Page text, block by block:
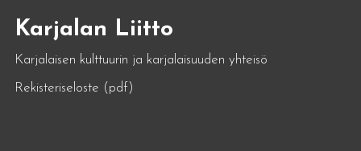
Karjalan Liitto
Karjalaisen kulttuurin ja karjalaisuuden yhteisö
Rekisteriseloste (pdf)